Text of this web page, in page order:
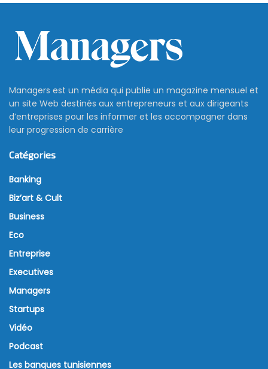
Managers est un média qui publie un magazine mensuel et
un site Web destinés aux entrepreneurs et aux dirigeants
d’entreprises pour les informer et les accompagner dans
leur progression de carrière
Catégories
Banking
Biz’art & Cult
Business
Eco
Entreprise
Executives
Managers
Startups
Vidéo
Podcast
Les banques tunisiennes